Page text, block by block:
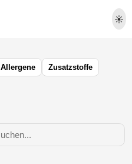
☀️
Allergene Zusatzstoffe